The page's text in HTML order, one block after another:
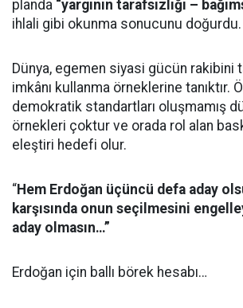
planda “yargının tarafsızlığı –
ihlali gibi okunma sonucunu doğurdu.
Dünya, egemen siyasi gücün rakibini
imkânı kullanma örneklerine tanıktır.
demokratik standartları oluşmamış
örnekleri çoktur ve orada rol alan
eleştiri hedefi olur.
“Hem Erdoğan üçüncü defa aday
karşısında onun seçilmesini
aday olmasın…”
Erdoğan için ballı börek hesabı…